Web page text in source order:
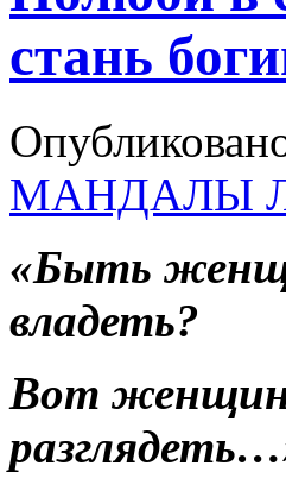
стань
МАНДАЛЫ
«Быть
владеть?
Вот